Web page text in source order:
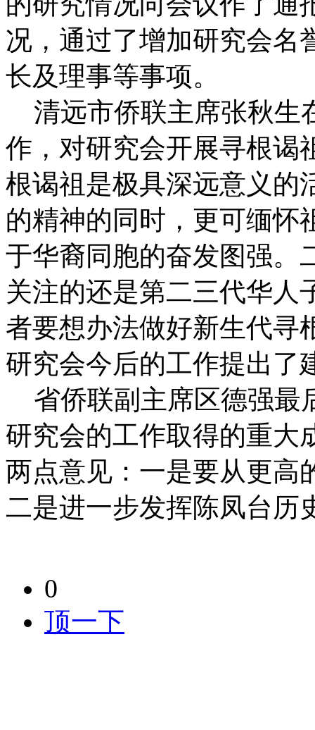
况，通过了增加研究会名
长及理事等事项。
清远市侨联主席张秋生
作，对研究会开展寻根谒
根谒祖是极具深远意义的
的精神的同时，更可缅怀
于华裔同胞的奋发图强。
关注的还是第二三代华人
者要想办法做好新生代寻
研究会今后的工作提出了
省侨联副主席区德强最
研究会的工作取得的重大
两点意见：一是要从更高
二是进一步发挥陈凤台历
0
顶一下